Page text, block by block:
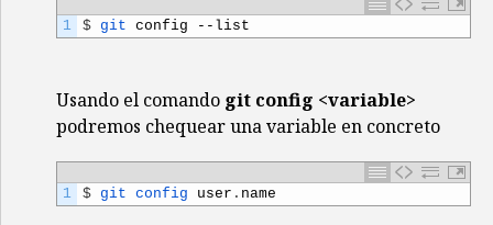
1 $ git config -- list
Usando el comando git config <variable>
podremos chequear una variable en concreto
1 $ git config user . name